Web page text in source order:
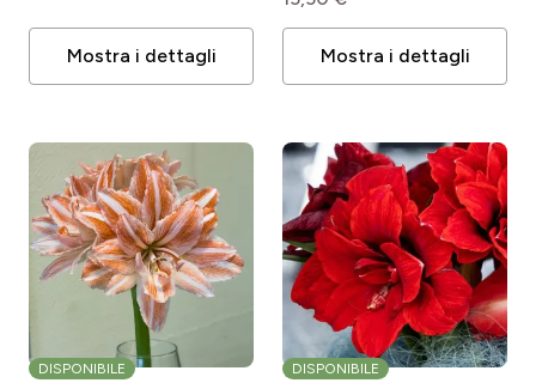
Mostra i dettagli Mostra i dettagli
DISPONIBILE DISPONIBILE